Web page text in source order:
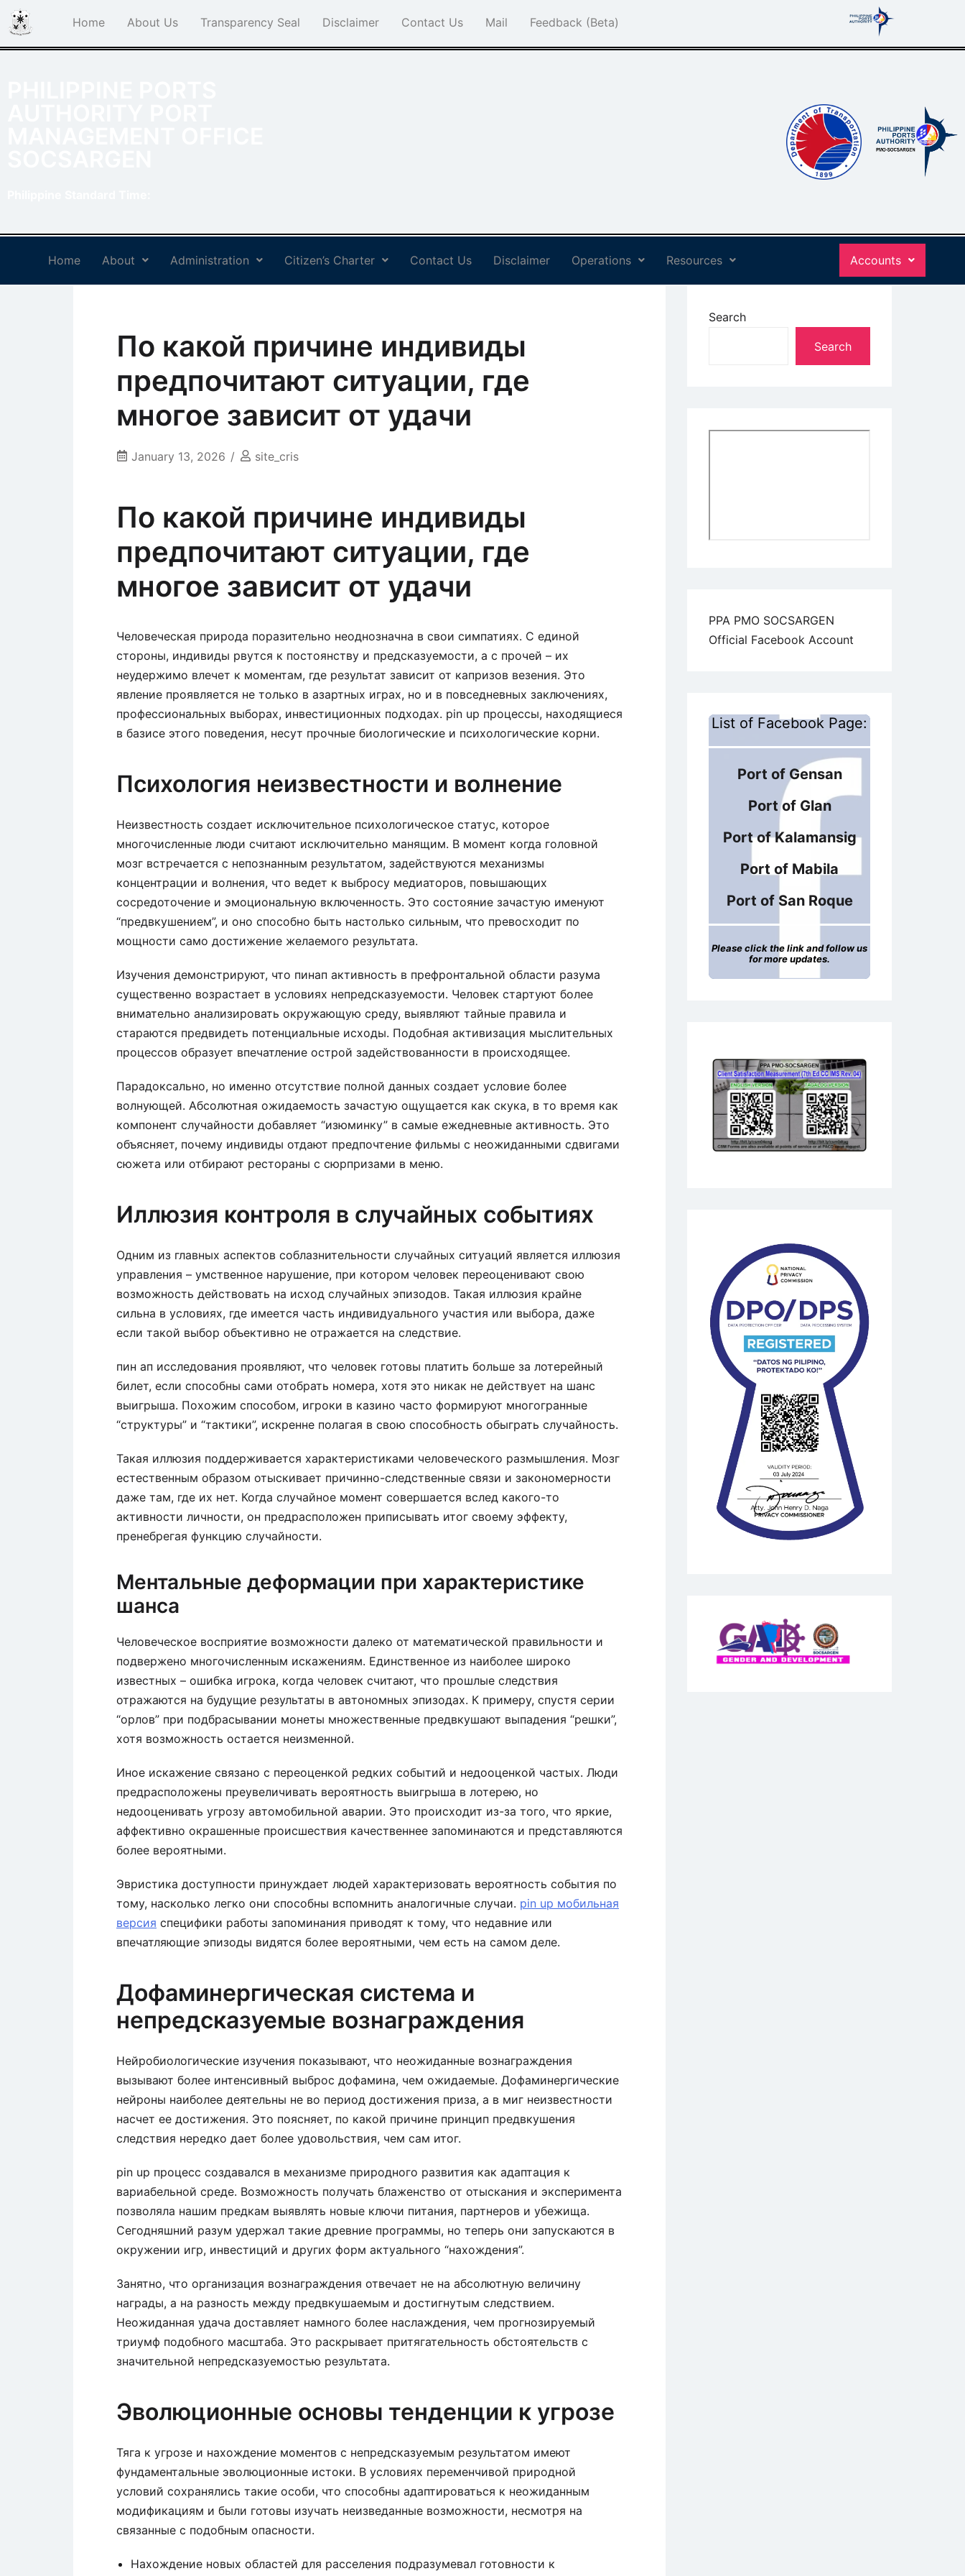
Home About Us Transparency Seal Disclaimer Contact Us Mail Feedback (Beta)
Home About Administration Citizen’s Charter Contact Us Disclaimer Operations Resources Accounts
По какой причине индивиды
предпочитают ситуации, где
многое зависит от удачи
January 13, 2026 site_cris
По какой причине индивиды
предпочитают ситуации, где
многое зависит от удачи
Человеческая природа поразительно неоднозначна в свои симпатиях. С единой
стороны, индивиды рвутся к постоянству и предсказуемости, а с прочей – их
неудержимо влечет к моментам, где результат зависит от капризов везения. Это
явление проявляется не только в азартных играх, но и в повседневных заключениях,
профессиональных выборах, инвестиционных подходах. pin up процессы, находящиеся
в базисе этого поведения, несут прочные биологические и психологические корни.
Психология неизвестности и волнение
Неизвестность создает исключительное психологическое статус, которое
многочисленные люди считают исключительно манящим. В момент когда головной
мозг встречается с непознанным результатом, задействуются механизмы
концентрации и волнения, что ведет к выбросу медиаторов, повышающих
сосредоточение и эмоциональную включенность. Это состояние зачастую именуют
“предвкушением”, и оно способно быть настолько сильным, что превосходит по
мощности само достижение желаемого результата.
Изучения демонстрируют, что пинап активность в префронтальной области разума
существенно возрастает в условиях непредсказуемости. Человек стартуют более
внимательно анализировать окружающую среду, выявляют тайные правила и
стараются предвидеть потенциальные исходы. Подобная активизация мыслительных
процессов образует впечатление острой задействованности в происходящее.
Парадоксально, но именно отсутствие полной данных создает условие более
волнующей. Абсолютная ожидаемость зачастую ощущается как скука, в то время как
компонент случайности добавляет “изюминку” в самые ежедневные активность. Это
объясняет, почему индивиды отдают предпочтение фильмы с неожиданными сдвигами
сюжета или отбирают рестораны с сюрпризами в меню.
Иллюзия контроля в случайных событиях
Одним из главных аспектов соблазнительности случайных ситуаций является иллюзия
управления – умственное нарушение, при котором человек переоценивают свою
возможность действовать на исход случайных эпизодов. Такая иллюзия крайне
сильна в условиях, где имеется часть индивидуального участия или выбора, даже
если такой выбор объективно не отражается на следствие.
пин ап исследования проявляют, что человек готовы платить больше за лотерейный
билет, если способны сами отобрать номера, хотя это никак не действует на шанс
выигрыша. Похожим способом, игроки в казино часто формируют многогранные
“структуры” и “тактики”, искренне полагая в свою способность обыграть случайность.
Такая иллюзия поддерживается характеристиками человеческого размышления. Мозг
естественным образом отыскивает причинно-следственные связи и закономерности
даже там, где их нет. Когда случайное момент совершается вслед какого-то
активности личности, он предрасположен приписывать итог своему эффекту,
пренебрегая функцию случайности.
Ментальные деформации при характеристике
шанса
Человеческое восприятие возможности далеко от математической правильности и
подвержено многочисленным искажениям. Единственное из наиболее широко
известных – ошибка игрока, когда человек считают, что прошлые следствия
отражаются на будущие результаты в автономных эпизодах. К примеру, спустя серии
“орлов” при подбрасывании монеты множественные предвкушают выпадения “решки”,
хотя возможность остается неизменной.
Иное искажение связано с переоценкой редких событий и недооценкой частых. Люди
предрасположены преувеличивать вероятность выигрыша в лотерею, но
недооценивать угрозу автомобильной аварии. Это происходит из-за того, что яркие,
аффективно окрашенные происшествия качественнее запоминаются и представляются
более вероятными.
Эвристика доступности принуждает людей характеризовать вероятность события по
тому, насколько легко они способны вспомнить аналогичные случаи. pin up мобильная
версия специфики работы запоминания приводят к тому, что недавние или
впечатляющие эпизоды видятся более вероятными, чем есть на самом деле.
Дофаминергическая система и
непредсказуемые вознаграждения
Нейробиологические изучения показывают, что неожиданные вознаграждения
вызывают более интенсивный выброс дофамина, чем ожидаемые. Дофаминергические
нейроны наиболее деятельны не во период достижения приза, а в миг неизвестности
насчет ее достижения. Это поясняет, по какой причине принцип предвкушения
следствия нередко дает более удовольствия, чем сам итог.
pin up процесс создавался в механизме природного развития как адаптация к
вариабельной среде. Возможность получать блаженство от отыскания и эксперимента
позволяла нашим предкам выявлять новые ключи питания, партнеров и убежища.
Сегодняшний разум удержал такие древние программы, но теперь они запускаются в
окружении игр, инвестиций и других форм актуального “нахождения”.
Занятно, что организация вознаграждения отвечает не на абсолютную величину
награды, а на разность между предвкушаемым и достигнутым следствием.
Неожиданная удача доставляет намного более наслаждения, чем прогнозируемый
триумф подобного масштаба. Это раскрывает притягательность обстоятельств с
значительной непредсказуемостью результата.
Эволюционные основы тенденции к угрозе
Тяга к угрозе и нахождение моментов с непредсказуемым результатом имеют
фундаментальные эволюционные истоки. В условиях переменчивой природной
условий сохранялись такие особи, что способны адаптироваться к неожиданным
модификациям и были готовы изучать неизведанные возможности, несмотря на
связанные с подобным опасности.
Нахождение новых областей для расселения подразумевал готовности к
Search
Search
PPA PMO SOCSARGEN
Official Facebook Account
List of Facebook Page:
Port of Gensan
Port of Glan
Port of Kalamansig
Port of Mabila
Port of San Roque
Please click the link and follow us
for more updates.